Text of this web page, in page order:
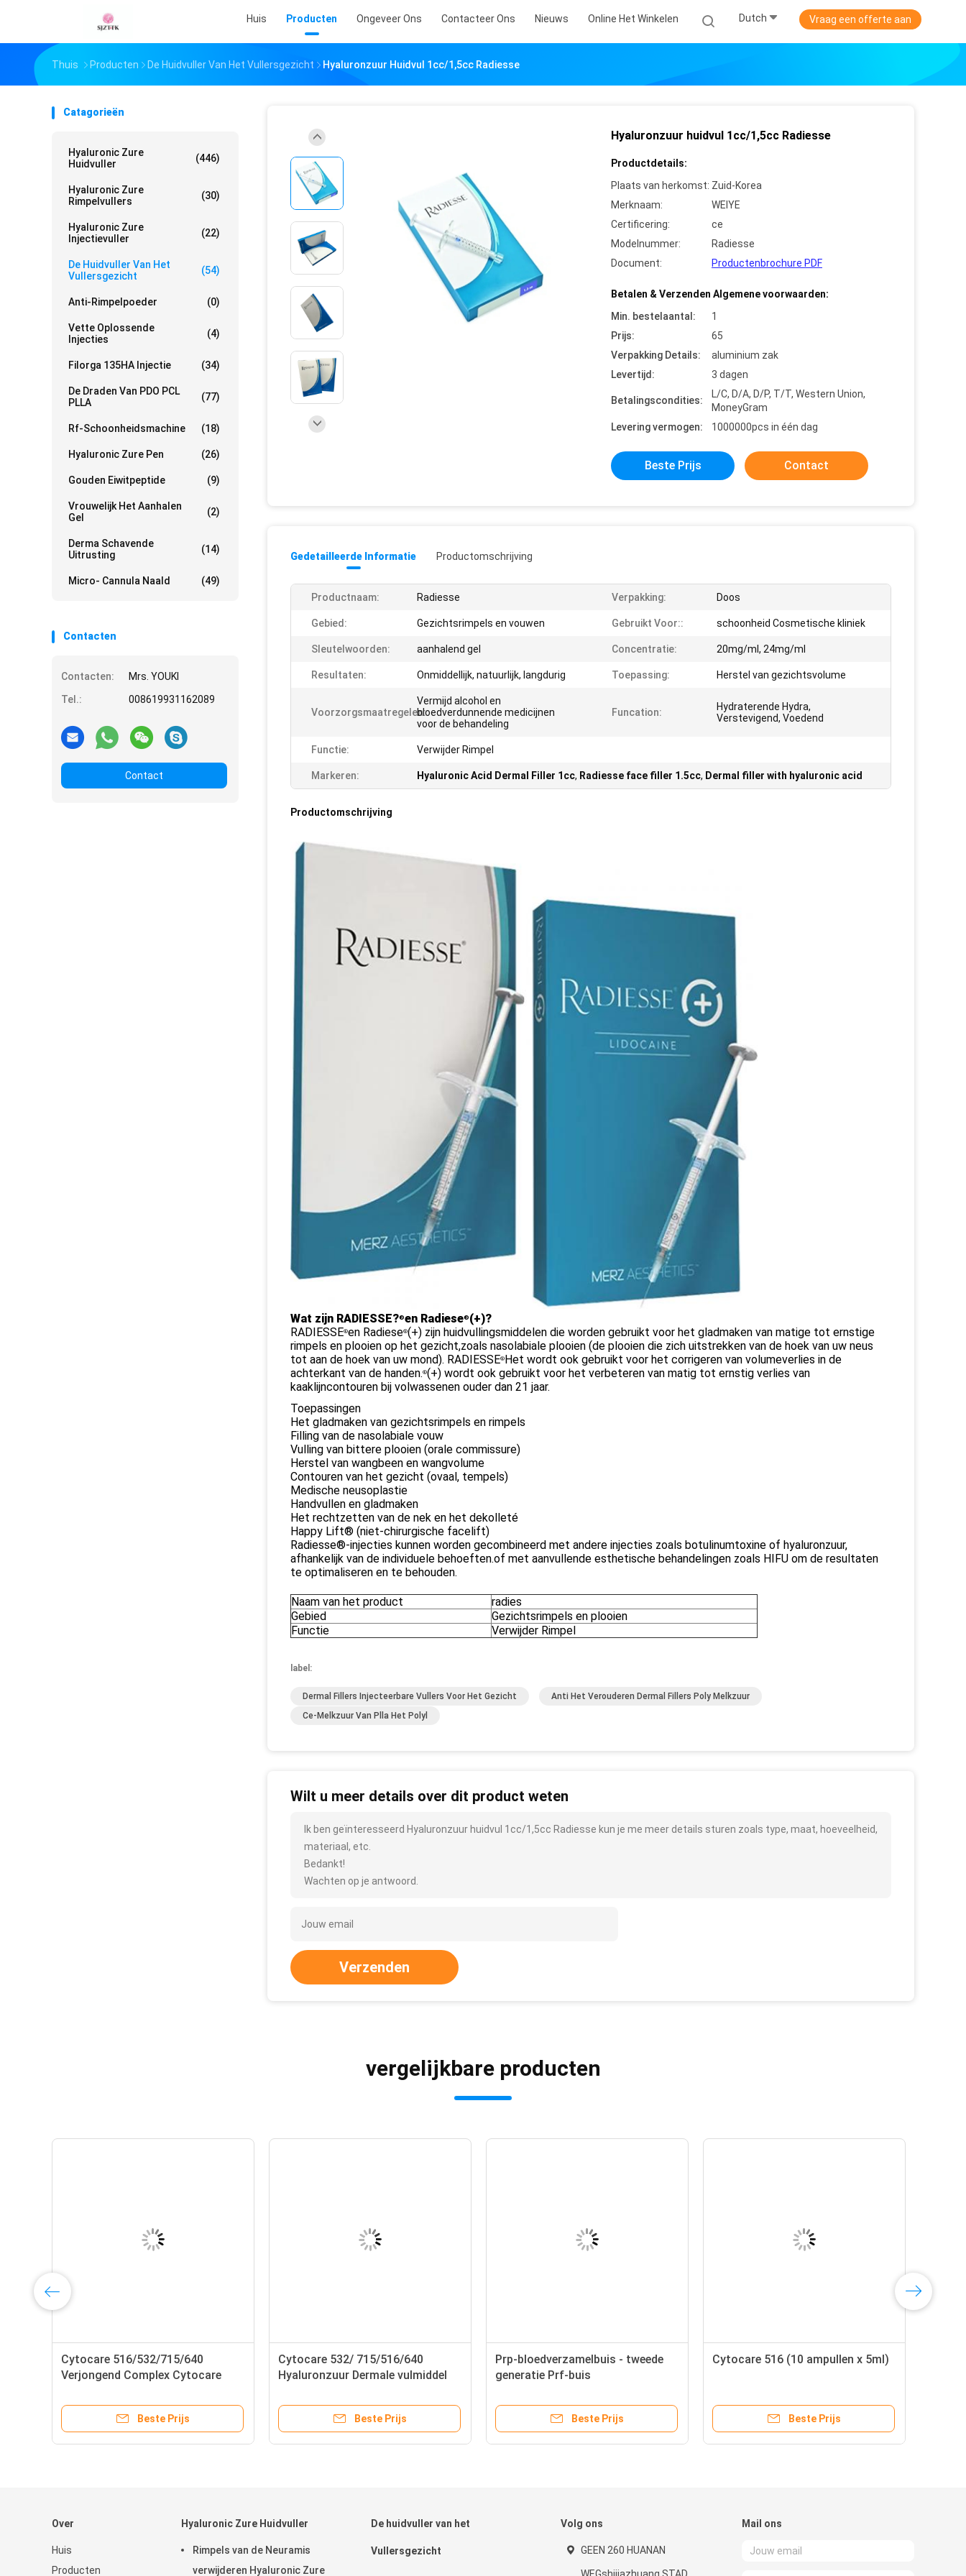
Huis Producten Ongeveer Ons Contacteer Ons Nieuws Online Het Winkelen Dutch Vraag een offerte aan
Thuis Producten De Huidvuller Van Het Vullersgezicht Hyaluronzuur Huidvul 1cc/1,5cc Radiesse
Catagorieën
Hyaluronic Zure
Huidvuller
(446)
Hyaluronic Zure
Rimpelvullers
(30)
Hyaluronic Zure
Injectievuller
(22)
De Huidvuller Van Het
Vullersgezicht
(54)
Anti-Rimpelpoeder (0)
Vette Oplossende
Injecties
(4)
Filorga 135HA Injectie (34)
De Draden Van PDO PCL
PLLA
(77)
Rf-Schoonheidsmachine (18)
Hyaluronic Zure Pen (26)
Gouden Eiwitpeptide (9)
Vrouwelijk Het Aanhalen
Gel
(2)
Derma Schavende
Uitrusting
(14)
Micro- Cannula Naald (49)
Contacten
Contacten:
Mrs. YOUKI
Tel.:
008619931162089
Contact
Hyaluronzuur huidvul 1cc/1,5cc Radiesse
Productdetails:
Plaats van herkomst: Zuid-Korea
Merknaam:
WEIYE
Certificering:
ce
Modelnummer:
Radiesse
Document:
Productenbrochure PDF
Betalen & Verzenden Algemene voorwaarden:
Min. bestelaantal:
1
Prijs:
65
Verpakking Details:
aluminium zak
Levertijd:
3 dagen
Betalingscondities:
L/C, D/A, D/P, T/T, Western Union,
MoneyGram
Levering vermogen:
1000000pcs in één dag
Beste Prijs Contact
Gedetailleerde Informatie Productomschrijving
Productnaam: Radiesse Verpakking: Doos
Gebied: Gezichtsrimpels en vouwen Gebruikt Voor:: schoonheid Cosmetische kliniek
Sleutelwoorden: aanhalend gel Concentratie: 20mg/ml, 24mg/ml
Resultaten: Onmiddellijk, natuurlijk, langdurig Toepassing: Herstel van gezichtsvolume
Voorzorgsmaatregelen:
Vermijd alcohol en
bloedverdunnende medicijnen
voor de behandeling
Funcation:
Hydraterende Hydra,
Verstevigend, Voedend
Functie: Verwijder Rimpel
Markeren: Hyaluronic Acid Dermal Filler 1cc, Radiesse face filler 1.5cc, Dermal filler with hyaluronic acid
Productomschrijving
Wat zijn RADIESSE?®en Radiese® (+)?
RADIESSE®en Radiese®(+) zijn huidvullingsmiddelen die worden gebruikt voor het gladmaken van matige tot ernstige
rimpels en plooien op het gezicht,zoals nasolabiale plooien (de plooien die zich uitstrekken van de hoek van uw neus
tot aan de hoek van uw mond). RADIESSE®Het wordt ook gebruikt voor het corrigeren van volumeverlies in de
achterkant van de handen.®(+) wordt ook gebruikt voor het verbeteren van matig tot ernstig verlies van
kaaklijncontouren bij volwassenen ouder dan 21 jaar.
Toepassingen
Het gladmaken van gezichtsrimpels en rimpels
Filling van de nasolabiale vouw
Vulling van bittere plooien (orale commissure)
Herstel van wangbeen en wangvolume
Contouren van het gezicht (ovaal, tempels)
Medische neusoplastie
Handvullen en gladmaken
Het rechtzetten van de nek en het dekolleté
Happy Lift® (niet-chirurgische facelift)
Radiesse®-injecties kunnen worden gecombineerd met andere injecties zoals botulinumtoxine of hyaluronzuur,
afhankelijk van de individuele behoeften.of met aanvullende esthetische behandelingen zoals HIFU om de resultaten
te optimaliseren en te behouden.
Naam van het product
radies
Gebied
Gezichtsrimpels en plooien
Functie
Verwijder Rimpel
label:
Dermal Fillers Injecteerbare Vullers Voor Het Gezicht
Anti Het Verouderen Dermal Fillers Poly Melkzuur
Ce-Melkzuur Van Plla Het Polyl
Wilt u meer details over dit product weten
Ik ben geïnteresseerd Hyaluronzuur huidvul 1cc/1,5cc Radiesse kun je me meer details sturen zoals type, maat, hoeveelheid,
materiaal, etc.
Bedankt!
Wachten op je antwoord.
Verzenden
vergelijkbare producten
Cytocare 516/532/715/640
Verjongend Complex Cytocare
Filler
Beste Prijs
Cytocare 532/ 715/516/640
Hyaluronzuur Dermale vulmiddel
Beste Prijs
Prp-bloedverzamelbuis - tweede
generatie Prf-buis
Beste Prijs
Cytocare 516 (10 ampullen x 5ml)
Beste Prijs
Over
Huis
Producten
Hyaluronic Zure Huidvuller
Rimpels van de Neuramis
verwijderen Hyaluronic Zure
De huidvuller van het
Vullersgezicht
Volg ons
GEEN 260 HUANAN
Mail ons